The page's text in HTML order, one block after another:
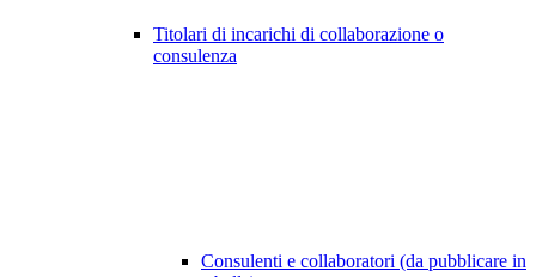
Titolari di incarichi di collaborazione o
consulenza
Consulenti e collaboratori (da pubblicare in